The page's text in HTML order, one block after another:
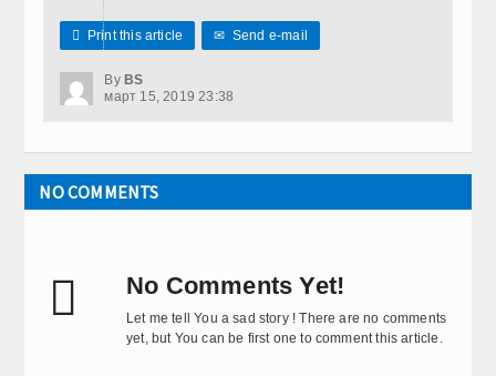
 Print this article ✉ Send e-mail
By BS
март 15, 2019 23:38
NO COMMENTS
 No Comments Yet!
Let me tell You a sad story ! There are no comments
yet, but You can be first one to comment this article.